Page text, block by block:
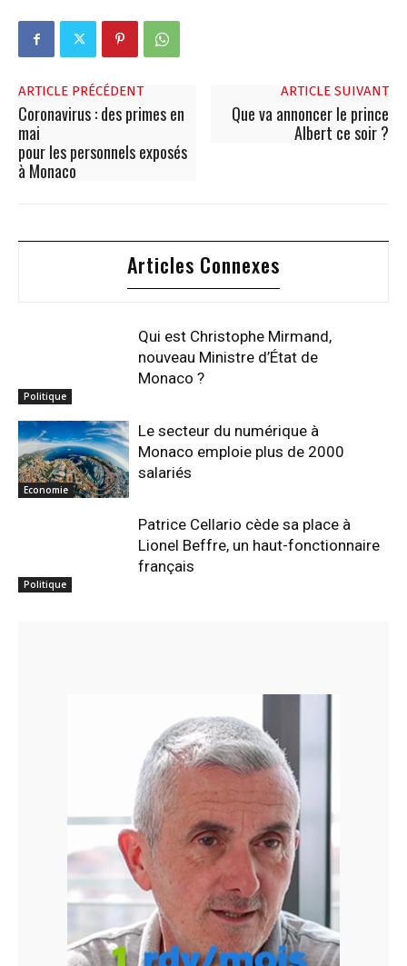
ARTICLE PRÉCÉDENT
Coronavirus : des primes en
mai
pour les personnels exposés
à Monaco
ARTICLE SUIVANT
Que va annoncer le prince
Albert ce soir ?
Articles Connexes
Politique
Qui est Christophe Mirmand,
nouveau Ministre d’État de
Monaco ?
Economie
Le secteur du numérique à
Monaco emploie plus de 2000
salariés
Politique
Patrice Cellario cède sa place à
Lionel Beffre, un haut-fonctionnaire
français